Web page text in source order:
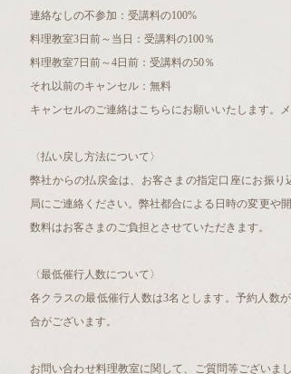
連絡なしの不参加：受講料の100%
料理教室3日前～当日：受講料の100％
料理教室7日前～4日前：受講料の50％
それ以前のキャンセル：無料
キャンセルのご連絡はこちらにお願いいたします。メ
〈払い戻し方法について〉
弊社からの払戻金は、お客さまの指定口座にお振り
局にご連絡ください。弊社都合による日時の変更や
数料はお客さまのご負担とさせていただきます。
〈最低催行人数について〉
各クラスの最低催行人数は3名とします。予約人数
合がございます。
お問い合わせ料理教室に関して、ご質問等ございま